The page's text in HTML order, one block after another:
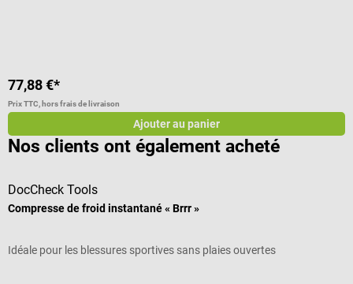
77,88 €*
Prix TTC, hors frais de livraison
Ajouter au panier
Nos clients ont également acheté
DocCheck Tools
Compresse de froid instantané « Brrr »
Idéale pour les blessures sportives sans plaies ouvertes